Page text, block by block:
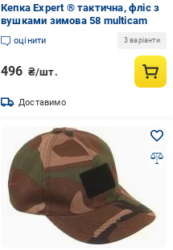
Кепка Expert ® тактична, фліс з
вушками зимова 58 multicam
оцінити 3 варіанти
496 ₴/шт.
Доставимо